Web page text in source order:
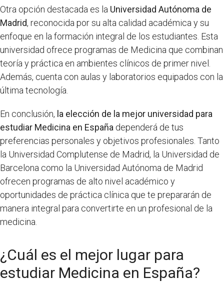
Otra opción destacada es la Universidad Autónoma de
Madrid, reconocida por su alta calidad académica y su
enfoque en la formación integral de los estudiantes. Esta
universidad ofrece programas de Medicina que combinan
teoría y práctica en ambientes clínicos de primer nivel.
Además, cuenta con aulas y laboratorios equipados con la
última tecnología.
En conclusión, la elección de la mejor universidad para
estudiar Medicina en España dependerá de tus
preferencias personales y objetivos profesionales. Tanto
la Universidad Complutense de Madrid, la Universidad de
Barcelona como la Universidad Autónoma de Madrid
ofrecen programas de alto nivel académico y
oportunidades de práctica clínica que te prepararán de
manera integral para convertirte en un profesional de la
medicina.
¿Cuál es el mejor lugar para
estudiar Medicina en España?